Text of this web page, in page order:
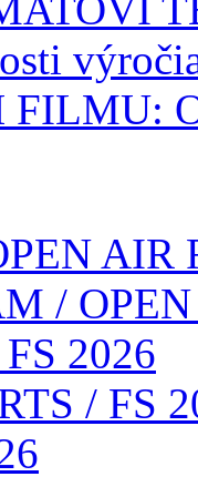
FILMU:
AIR
/
2026
/ FS